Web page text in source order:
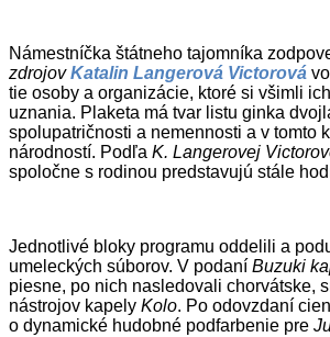
Námestníčka štátneho tajomníka
zdrojov Katalin Langerová Victorová
tie osoby a organizácie, ktoré si všimli
uznania. Plaketa má tvar listu ginka
spolupatričnosti a nemennosti a v tomto
národností. Podľa K. Langerovej
spoločne s rodinou predstavujú stále
Jednotlivé bloky programu oddelili a
umeleckých súborov. V podaní Buzuki
piesne, po nich nasledovali chorvátske,
nástrojov kapely Kolo. Po odovzdaní
o dynamické hudobné podfarbenie pre